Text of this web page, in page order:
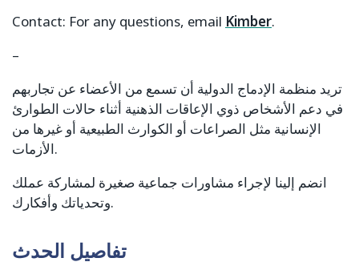
Contact: For any questions, email Kimber.
–
تريد منظمة الإدماج الدولية أن تسمع من الأعضاء عن تجاربهم
في دعم الأشخاص ذوي الإعاقات الذهنية أثناء حالات الطوارئ
الإنسانية مثل الصراعات أو الكوارث الطبيعية أو غيرها من
الأزمات.
انضم إلينا لإجراء مشاورات جماعية صغيرة لمشاركة عملك
وتحدياتك وأفكارك.
تفاصيل الحدث